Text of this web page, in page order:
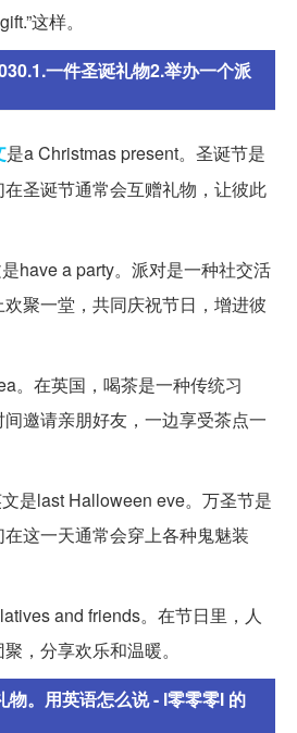
这样。
一件圣诞礼物2.举办一个派
是a Christmas present。圣诞节是
圣诞节通常会互赠礼物，让彼此
have a party。派对是一种社交活
聚一堂，共同庆祝节日，增进彼
。在英国，喝茶是一种传统习
邀请亲朋好友，一边享受茶点一
是last Halloween eve。万圣节是
这一天通常会穿上各种鬼魅装
and friends。在节日里，人
，分享欢乐和温暖。
物。用英语怎么说 - l零零零l 的